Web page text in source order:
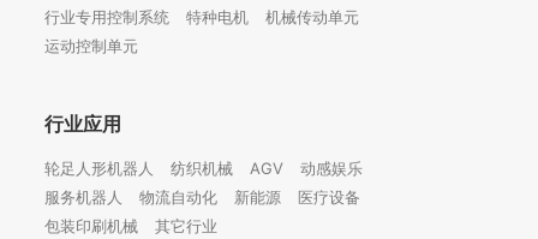
行业专用控制系统
特种电机
机械传动单元
运动控制单元
行业应用
轮足人形机器人 纺织机械 AGV
动感娱乐
服务机器人
物流自动化 新能源
医疗设备
包装印刷机械
其它行业